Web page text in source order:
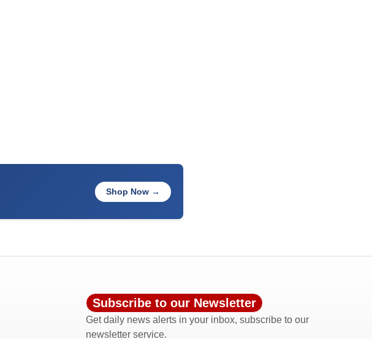
Shop Now →
Subscribe to our Newsletter
Get daily news alerts in your inbox, subscribe to our
newsletter service.